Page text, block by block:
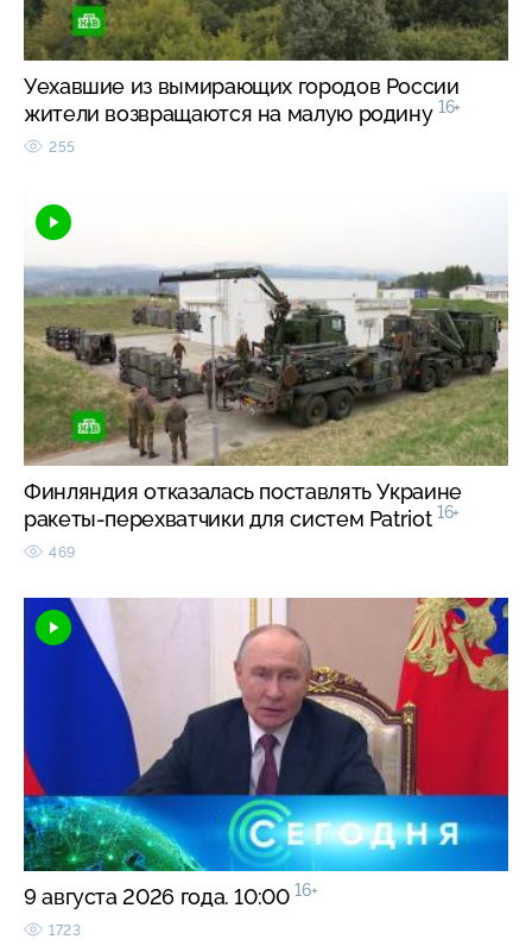
Уехавшие из вымирающих городов России
жители возвращаются на малую родину 16+
255
Финляндия отказалась поставлять Украине
ракеты-перехватчики для систем Patriot 16+
469
9 августа 2026 года. 10:00 16+
1723